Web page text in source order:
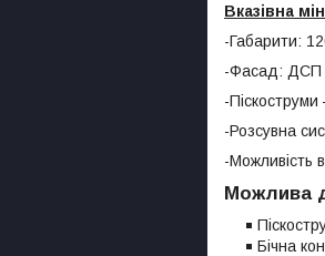
Вказівна
-Габарити:
-Фасад: ДСП
-
-Розсувна
-Можливість
Можлива
Бічна